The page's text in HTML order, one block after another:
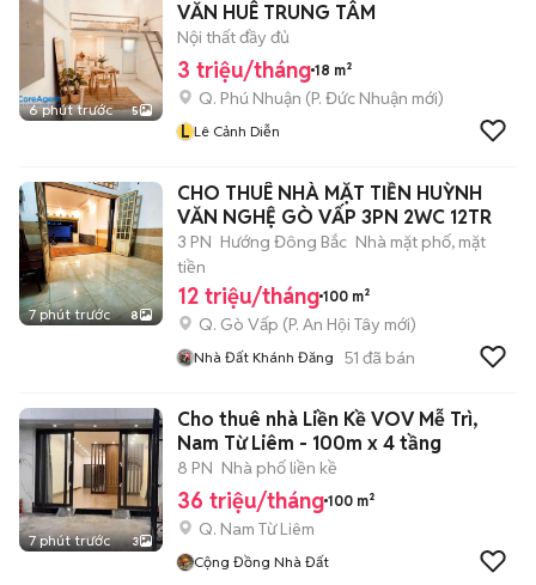
6 phút trước 5
VĂN HUÊ TRUNG TÂM
Nội thất đầy đủ
3 triệu/tháng 18 m²
Q. Phú Nhuận (P. Đức Nhuận mới)
L Lê Cảnh Diễn
7 phút trước 8
CHO THUÊ NHÀ MẶT TIỀN HUỲNH
VĂN NGHỆ GÒ VẤP 3PN 2WC 12TR
3 PN Hướng Đông Bắc Nhà mặt phố, mặt
tiền
12 triệu/tháng 100 m²
Q. Gò Vấp (P. An Hội Tây mới)
Nhà Đất Khánh Đăng 51 đã bán
7 phút trước 3
Cho thuê nhà Liền Kề VOV Mễ Trì,
Nam Từ Liêm - 100m x 4 tầng
8 PN Nhà phố liền kề
36 triệu/tháng 100 m²
Q. Nam Từ Liêm
Cộng Đồng Nhà Đất